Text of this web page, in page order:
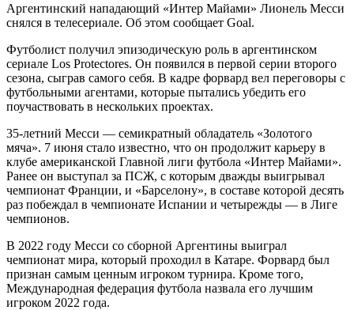
Аргентинский нападающий «Интер Майами» Лионель Месси
снялся в телесериале. Об этом сообщает Goal.
Футболист получил эпизодическую роль в аргентинском
сериале Los Protectores. Он появился в первой серии второго
сезона, сыграв самого себя. В кадре форвард вел переговоры с
футбольными агентами, которые пытались убедить его
поучаствовать в нескольких проектах.
35-летний Месси — семикратный обладатель «Золотого
мяча». 7 июня стало известно, что он продолжит карьеру в
клубе американской Главной лиги футбола «Интер Майами».
Ранее он выступал за ПСЖ, с которым дважды выигрывал
чемпионат Франции, и «Барселону», в составе которой десять
раз побеждал в чемпионате Испании и четырежды — в Лиге
чемпионов.
В 2022 году Месси со сборной Аргентины выиграл
чемпионат мира, который проходил в Катаре. Форвард был
признан самым ценным игроком турнира. Кроме того,
Международная федерация футбола назвала его лучшим
игроком 2022 года.